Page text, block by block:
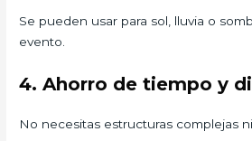
Se pueden usar para sol, lluvia o
evento.
4. Ahorro de tiempo y
No necesitas estructuras complejas